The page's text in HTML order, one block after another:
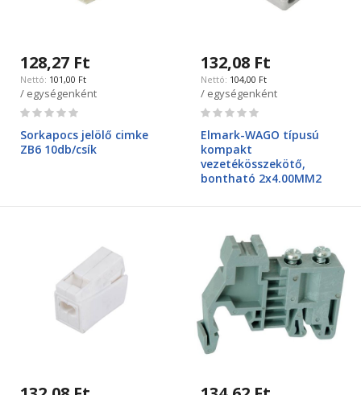
128,27 Ft
101,00 Ft
/ egységenként
Rating:
Sorkapocs jelölő cimke
ZB6 10db/csík
132,08 Ft
104,00 Ft
/ egységenként
Rating:
Elmark-WAGO típusú
kompakt
vezetékösszekötő,
bontható 2x4.00MM2